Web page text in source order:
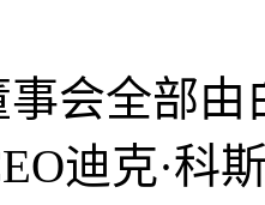
事会全部
迪克·科